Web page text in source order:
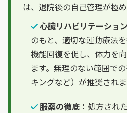
は、退院後の自己管理が極め
心臓リハビリテーショ
のもと、適切な運動療法
機能回復を促し、体力を
ます。無理のない範囲で
キングなど）が推奨されま
服薬の徹底： 処方され